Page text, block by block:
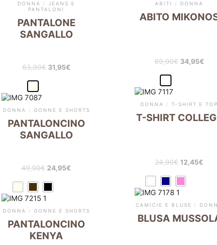
ABITI / DONNA
ABITO
69,90€ 34,95€
DONNA /
JEANS E
PANTALONI
PANTALONE
SANGALLO
63,90€ 31,95€
DONNA / T-SHIRT E
T-SHIRT
24,90€ 12,45€
DONNA / GONNE E SHORTS
PANTALONCINO
SANGALLO
49,90€ 24,95€
CAMICIE E BLUSE /
BLUSA
DONNA / GONNE E SHORTS
PANTALONCINO
KENYA